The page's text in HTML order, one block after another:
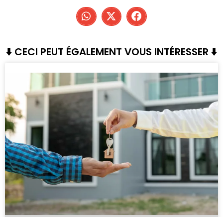
⬇️ CECI PEUT ÉGALEMENT VOUS INTÉRESSER ⬇️